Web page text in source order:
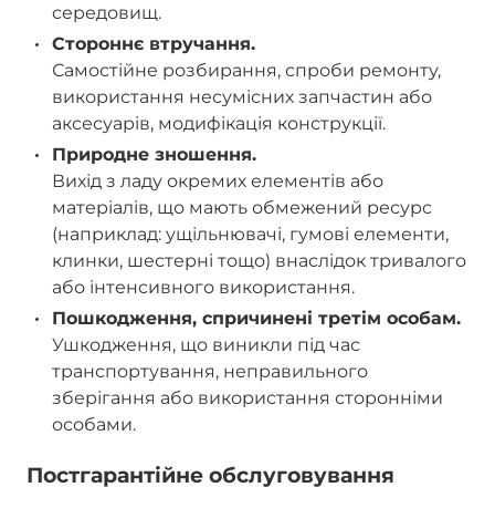
середовищ.
Стороннє втручання.
Самостійне розбирання, спроби ремонту,
використання несумісних запчастин або
аксесуарів, модифікація конструкції.
Природне зношення.
Вихід з ладу окремих елементів або
матеріалів, що мають обмежений ресурс
(наприклад: ущільнювачі, гумові елементи,
клинки, шестерні тощо) внаслідок тривалого
або інтенсивного використання.
Пошкодження, спричинені третім особам.
Ушкодження, що виникли під час
транспортування, неправильного
зберігання або використання сторонніми
особами.
Постгарантійне обслуговування